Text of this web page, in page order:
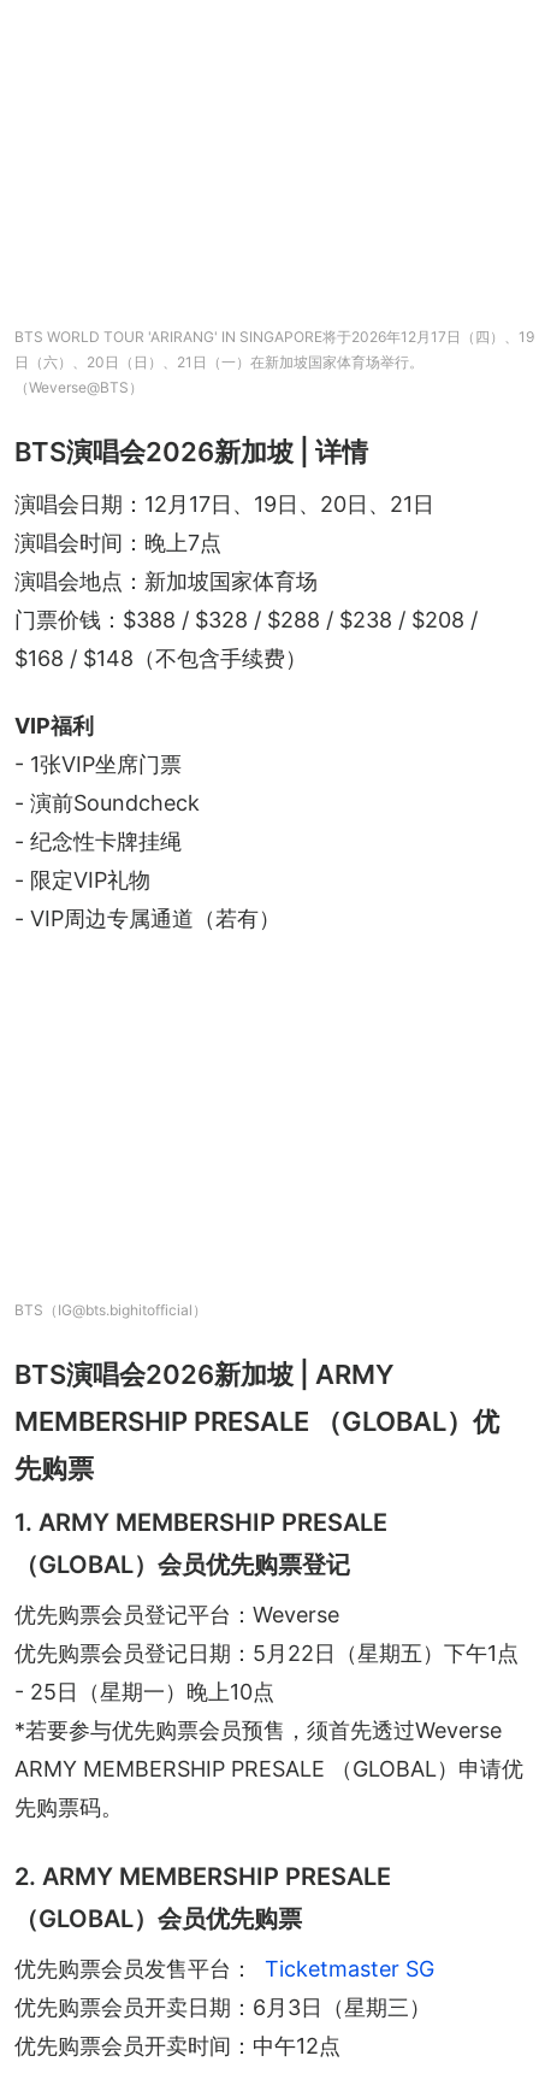
BTS WORLD TOUR 'ARIRANG' IN SINGAPORE将于2026年12月17日（四）、19
日（六）、20日（日）、21日（一）在新加坡国家体育场举行。
（Weverse@BTS）
BTS演唱会2026新加坡 | 详情
演唱会日期：12月17日、19日、20日、21日
演唱会时间：晚上7点
演唱会地点：新加坡国家体育场
门票价钱：$388 / $328 / $288 / $238 / $208 /
$168 / $148（不包含手续费）
VIP福利
- 1张VIP坐席门票
- 演前Soundcheck
- 纪念性卡牌挂绳
- 限定VIP礼物
- VIP周边专属通道（若有）
BTS（IG@bts.bighitofficial）
BTS演唱会2026新加坡 | ARMY
MEMBERSHIP PRESALE （GLOBAL）优
先购票
1. ARMY MEMBERSHIP PRESALE
（GLOBAL）会员优先购票登记
优先购票会员登记平台：Weverse
优先购票会员登记日期：5月22日（星期五）下午1点
- 25日（星期一）晚上10点
*若要参与优先购票会员预售，须首先透过Weverse
ARMY MEMBERSHIP PRESALE （GLOBAL）申请优
先购票码。
2. ARMY MEMBERSHIP PRESALE
（GLOBAL）会员优先购票
优先购票会员发售平台：
Ticketmaster SG
优先购票会员开卖日期：6月3日（星期三）
优先购票会员开卖时间：中午12点